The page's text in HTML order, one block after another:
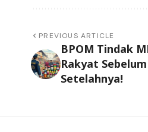
PREVIOUS ARTICLE
BPOM Tindak
Rakyat
Setelahnya!